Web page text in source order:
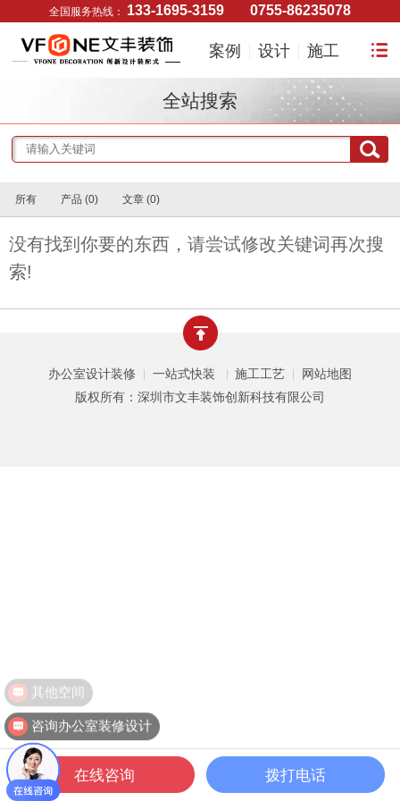
全国服务热线： 133-1695-3159 0755-86235078
案例 设计 施工
全站搜索
所有 产品 (0) 文章 (0)
没有找到你要的东西，请尝试修改关键词再次搜
索!
办公室设计装修 | 一站式快装 | 施工工艺 |
网站地图
版权所有：深圳市文丰装饰创新科技有限公司
一键拨打 公装案例 公装设计 关于文丰
咨询办公室装修设计
其他空间
在线咨询 拨打电话